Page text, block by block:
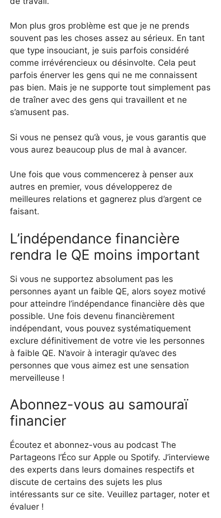
Mon plus gros problème est que je ne prends
souvent pas les choses assez au sérieux. En tant
que type insouciant, je suis parfois considéré
comme irrévérencieux ou désinvolte. Cela peut
parfois énerver les gens qui ne me connaissent
pas bien. Mais je ne supporte tout simplement pas
de traîner avec des gens qui travaillent et ne
s’amusent pas.
Si vous ne pensez qu’à vous, je vous garantis que
vous aurez beaucoup plus de mal à avancer.
Une fois que vous commencerez à penser aux
autres en premier, vous développerez de
meilleures relations et gagnerez plus d’argent ce
faisant.
L’indépendance financière
rendra le QE moins important
Si vous ne supportez absolument pas les
personnes ayant un faible QE, alors soyez motivé
pour atteindre l’indépendance financière dès que
possible. Une fois devenu financièrement
indépendant, vous pouvez systématiquement
exclure définitivement de votre vie les personnes
à faible QE. N’avoir à interagir qu’avec des
personnes que vous aimez est une sensation
merveilleuse !
Abonnez-vous au samouraï
financier
Écoutez et abonnez-vous au podcast The
Partageons l’Éco sur Apple ou Spotify. J’interviewe
des experts dans leurs domaines respectifs et
discute de certains des sujets les plus
intéressants sur ce site. Veuillez partager, noter et
évaluer !